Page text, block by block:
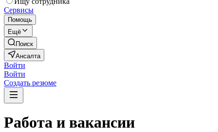
Сервисы
Помощь
Ещё
Поиск
Ансалта
Войти
Войти
Создать резюме
Работа и вакансии